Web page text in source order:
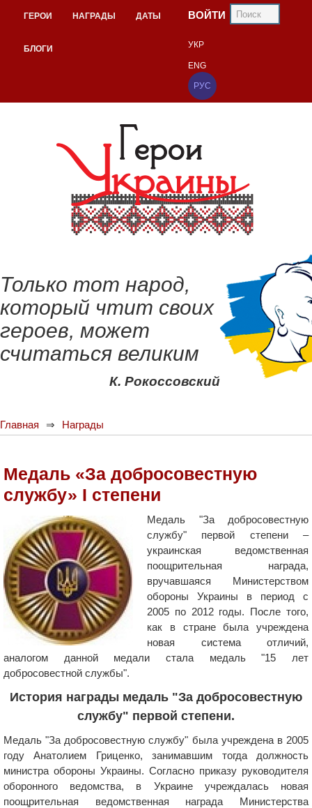
ГЕРОИ НАГРАДЫ ДАТЫ
БЛОГИ
ВОЙТИ
УКР
ENG
РУС
Только тот народ,
который чтит своих
героев, может
считаться великим
К. Рокоссовский
Главная Награды
Медаль «За добросовестную
службу» I степени
Медаль "За добросовестную
службу" первой степени –
украинская ведомственная
поощрительная награда,
вручавшаяся Министерством
обороны Украины в период с
2005 по 2012 годы. После того,
как в стране была учреждена
новая система отличий,
аналогом данной медали стала медаль "15 лет
добросовестной службы".
История награды медаль "За добросовестную
службу" первой степени.
Медаль "За добросовестную службу" была учреждена в 2005
году Анатолием Гриценко, занимавшим тогда должность
министра обороны Украины. Согласно приказу руководителя
оборонного ведомства, в Украине учреждалась новая
поощрительная ведомственная награда Министерства